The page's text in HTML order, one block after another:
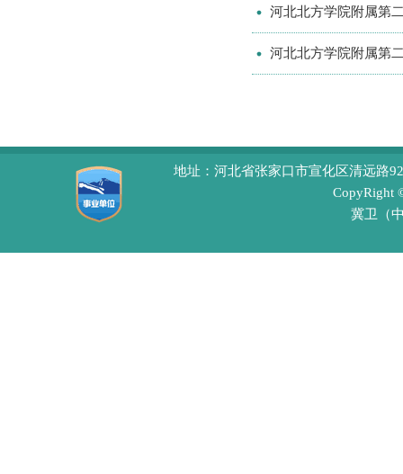
河北北方学院附属第
河北北方学院附属第
地址：河北省张家口市宣化区清远
CopyRight
冀卫（中